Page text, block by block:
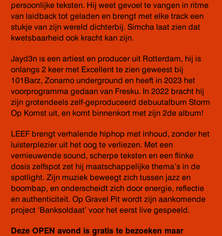
persoonlijke teksten. Hij weet gevoel te vangen in ritme
van laidback tot geladen en brengt met elke track een
stukje van zijn wereld dichterbij. Simcha laat zien dat
kwetsbaarheid ook kracht kan zijn.
Jayd3n is een artiest en producer uit Rotterdam, hij is
onlangs 2 keer met Excellent te zien geweest bij
101Barz, Zonamo underground en heeft in 2023 het
voorprogramma gedaan van Fresku. In 2022 bracht hij
zijn grotendeels zelf-geproduceerd debuutalbum Storm
Op Komst uit, en komt binnenkort met zijn 2de album!
LEEF brengt verhalende hiphop met inhoud, zonder het
luisterplezier uit het oog te verliezen. Met een
vernieuwende sound, scherpe teksten en een flinke
dosis zelfspot zet hij maatschappelijke thema’s in de
spotlight. Zijn muziek beweegt zich tussen jazz en
boombap, en onderscheidt zich door energie, reflectie
en authenticiteit. Op Gravel Pit wordt zijn aankomende
project ‘Banksoldaat’ voor het eerst live gespeeld.
Deze OPEN avond is gratis te bezoeken maar